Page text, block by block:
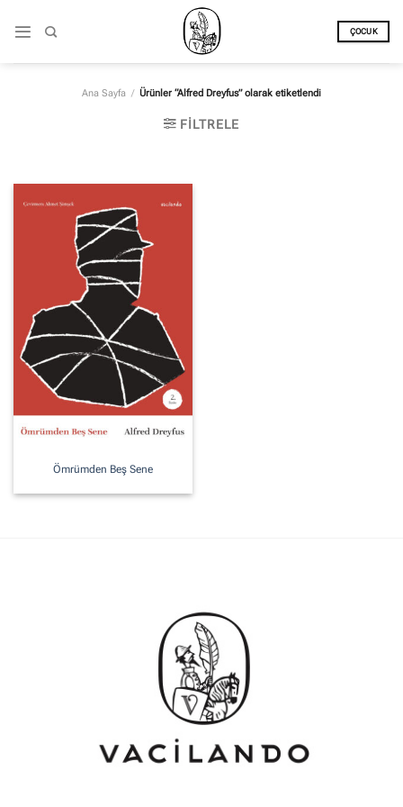
atla
ÇOCUK
Ana Sayfa / Ürünler “Alfred Dreyfus” olarak etiketlendi
FILTRELE
Ömrümden Beş Sene